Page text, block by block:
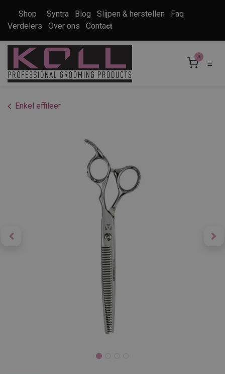
Shop Syntra Blog Slijpen & herstellen
Faq
Verdelers
Over ons Contact
0
Enkel effileer